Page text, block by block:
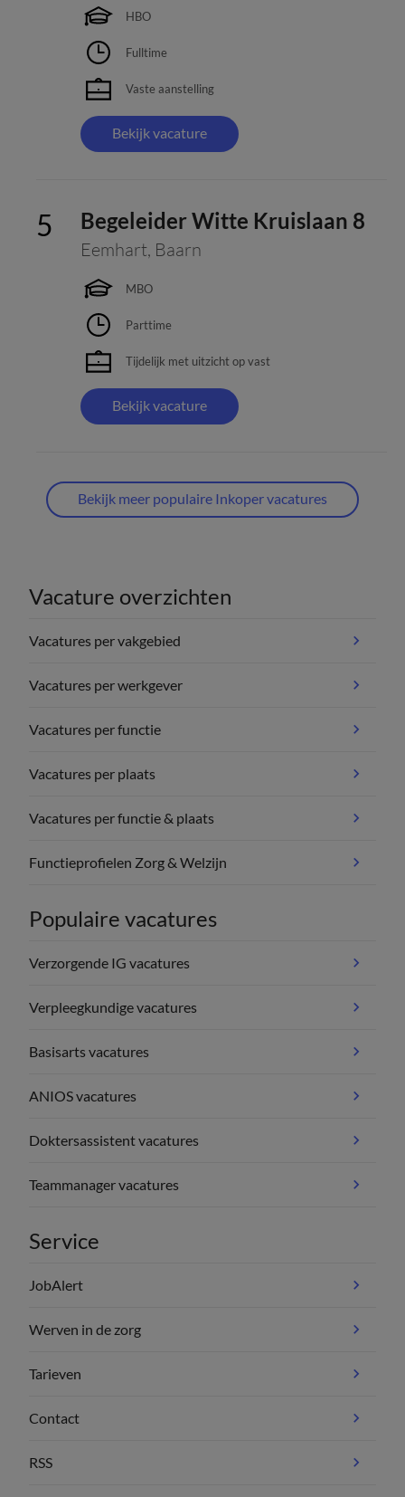
HBO
Fulltime
Vaste aanstelling
Bekijk vacature
Begeleider Witte Kruislaan 8
Eemhart, Baarn
MBO
Parttime
Tijdelijk met uitzicht op vast
Bekijk vacature
Bekijk meer populaire Inkoper vacatures
Vacature overzichten
Vacatures per vakgebied
Vacatures per werkgever
Vacatures per functie
Vacatures per plaats
Vacatures per functie & plaats
Functieprofielen Zorg & Welzijn
Populaire vacatures
Verzorgende IG vacatures
Verpleegkundige vacatures
Basisarts vacatures
ANIOS vacatures
Doktersassistent vacatures
Teammanager vacatures
Service
JobAlert
Werven in de zorg
Tarieven
Contact
RSS